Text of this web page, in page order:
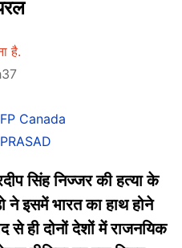
है.
Canada
सिंह निज्जर की हत्या के
ने इसमें भारत का हाथ होने
ही दोनों देशों में राजनयिक